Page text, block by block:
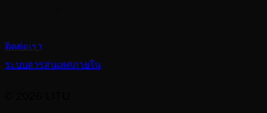
ติดต่อเรา
ระบบสารสนเทศภายใน